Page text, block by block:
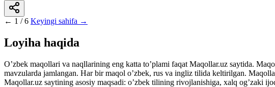
← 1 / 6 Keyingi sahifa →
Loyiha haqida
Oʼzbek maqollari va naqllarining eng katta toʼplami faqat Maqollar.uz saytida.
mavzularda jamlangan. Har bir maqol oʼzbek, rus va ingliz tilida keltirilgan.
Maqollar.uz saytining asosiy maqsadi: oʼzbek tilining rivojlanishiga, xalq ogʼzaki